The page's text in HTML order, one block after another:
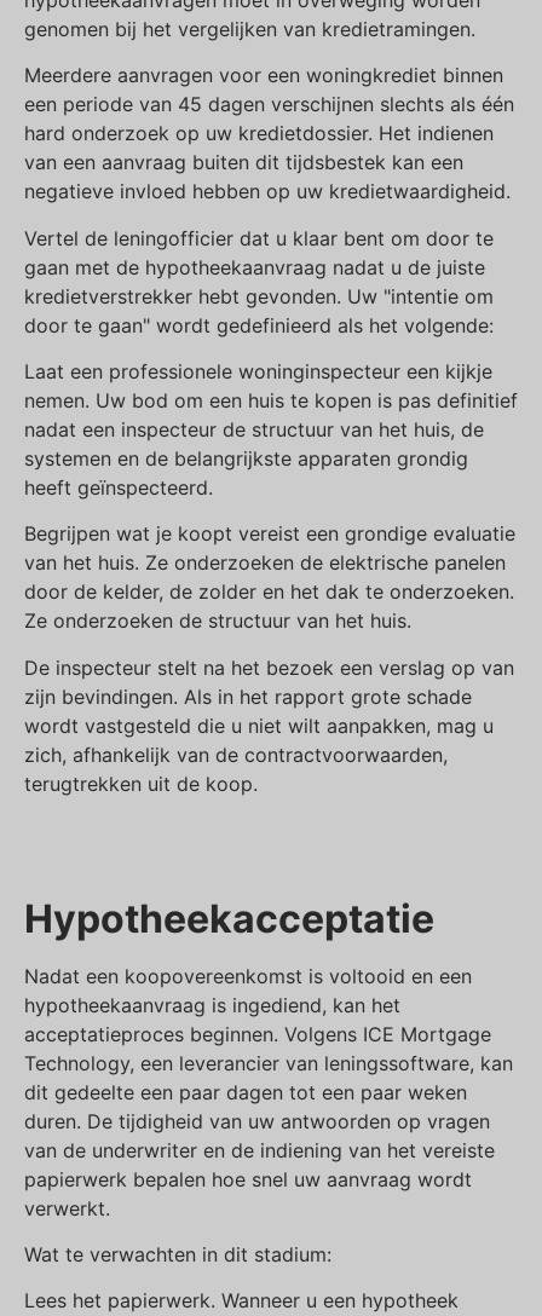
genomen bij het vergelijken van kredietramingen.
Meerdere aanvragen voor een woningkrediet binnen
een periode van 45 dagen verschijnen slechts als één
hard onderzoek op uw kredietdossier. Het indienen
van een aanvraag buiten dit tijdsbestek kan een
negatieve invloed hebben op uw kredietwaardigheid.
Vertel de leningofficier dat u klaar bent om door te
gaan met de hypotheekaanvraag nadat u de juiste
kredietverstrekker hebt gevonden. Uw "intentie om
door te gaan" wordt gedefinieerd als het volgende:
Laat een professionele woninginspecteur een kijkje
nemen. Uw bod om een huis te kopen is pas definitief
nadat een inspecteur de structuur van het huis, de
systemen en de belangrijkste apparaten grondig
heeft geïnspecteerd.
Begrijpen wat je koopt vereist een grondige evaluatie
van het huis. Ze onderzoeken de elektrische panelen
door de kelder, de zolder en het dak te onderzoeken.
Ze onderzoeken de structuur van het huis.
De inspecteur stelt na het bezoek een verslag op van
zijn bevindingen. Als in het rapport grote schade
wordt vastgesteld die u niet wilt aanpakken, mag u
zich, afhankelijk van de contractvoorwaarden,
terugtrekken uit de koop.
Hypotheekacceptatie
Nadat een koopovereenkomst is voltooid en een
hypotheekaanvraag is ingediend, kan het
acceptatieproces beginnen. Volgens ICE Mortgage
Technology, een leverancier van leningssoftware, kan
dit gedeelte een paar dagen tot een paar weken
duren. De tijdigheid van uw antwoorden op vragen
van de underwriter en de indiening van het vereiste
papierwerk bepalen hoe snel uw aanvraag wordt
verwerkt.
Wat te verwachten in dit stadium:
Lees het papierwerk. Wanneer u een hypotheek